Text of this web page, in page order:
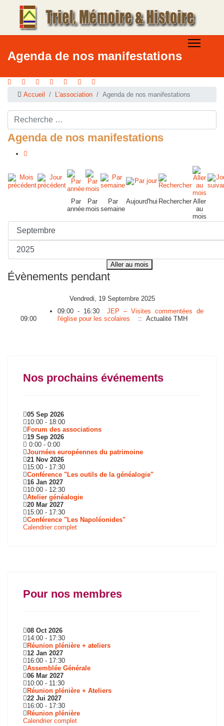
Agenda de nos manifestations
Accueil L'association Agenda de nos manifestations
Rechercher ...
Agenda de nos manifestations
Par
année
Par
mois
Par
semaine
Aujourd'hui Rechercher Aller
au
mois
Aller au mois
Évènements pendant
Vendredi, 19 Septembre 2025
09:00
09:00 - 16:30 JEP – Visites commentées de
l'église pour les scolaires
:: Actualité TMH
Nos prochains événements
05 Sep 2026
10:00 - 18:00
Forum des associations
19 Sep 2026
0:00 - 0:00
Journées européennes du patrimoine
21 Nov 2026
15:00 - 17:30
Conférence "Les outils de la généalogie"
16 Jan 2027
10:00 - 12:30
Atelier généalogie
20 Mar 2027
15:00 - 17:30
Conférence "Les Napoléonides"
Calendrier complet
Pour nos membres
08 Oct 2026
14:00 - 17:30
Réunion plénière + ateliers
12 Jan 2027
16:00 - 17:30
Assemblée Générale
06 Mar 2027
10:00 - 11:30
Réunion plénière + Ateliers
22 Jui 2027
16:00 - 17:30
Réunion plénière
Calendrier complet